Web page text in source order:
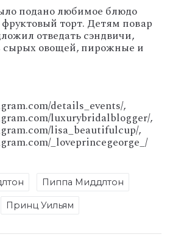
подано любимое блюдо
торт. Детям повар
отведать сэндвичи,
сырых овощей, пирожные и
details_events/,
luxurybridalblogger/,
lisa_beautifulcup/,
_loveprincegeorge_/
Пиппа Миддлтон
Принц Уильям